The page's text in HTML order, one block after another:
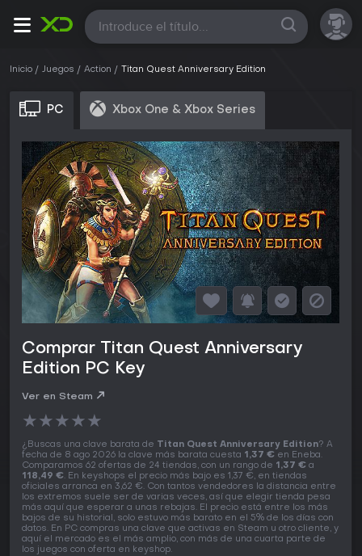
Todas
Inicio Juegos Action Titan Quest Anniversary Edition
PC Xbox One & Xbox Series
Comprar Titan Quest Anniversary
Edition PC Key
Ver en Steam
★★★★★
¿Buscas una clave barata de Titan Quest Anniversary Edition? A
fecha de 8 ago 2026 la clave más barata cuesta 1,37 € en Eneba.
Comparamos 62 ofertas de 24 tiendas, con un rango de 1,37 € a
118,49 €. En keyshops el precio más bajo es 1,37 €, en tiendas
oficiales arranca en 3,62 €. Con tantos vendedores la distancia entre
los extremos suele ser de varias veces, así que elegir tienda pesa
más aquí que esperar a unas rebajas. El precio está entre los más
bajos de su historial, solo estuvo más barato en el 5% de los días con
datos. En PC compras una clave que activas en Steam u otro cliente, y
aquí el mercado es el más amplio, con más de una cuarta parte de
los juegos con oferta en keyshop.